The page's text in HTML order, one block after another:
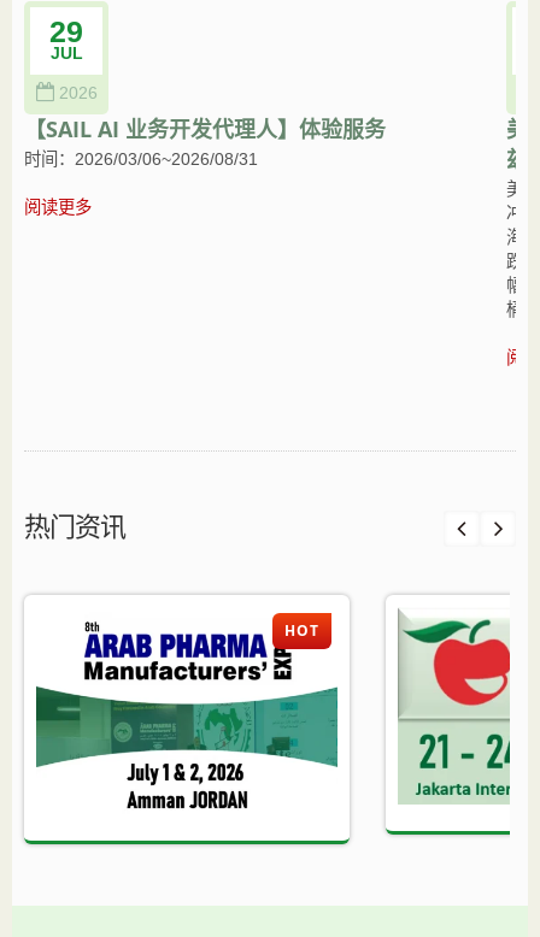
29
JUL
2026
【SAIL AI 业务开发代理人】体验服务
时间：2026/03/06~2026/08/31
阅读更多
美
兹
美
冲
海
跌
幅
桶
阅
热门资讯
HOT